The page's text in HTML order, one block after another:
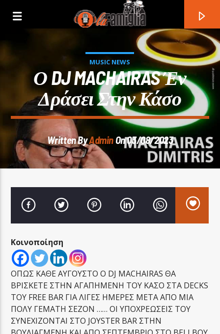
Title
Artist
LA FAMIGLIA RADIO
MUSIC NEWS
Ο DJ MACHAIRAS Έν
Δράσει Στην Κάσο
Written ByAdmin On 03/08/2023
Κοινοποίηση
ΟΠΩΣ ΚΑΘΕ ΑΥΓΟΥΣΤΟ Ο DJ MACHAIRAS ΘΑ
ΒΡΙΣΚΕΤΕ ΣΤΗΝ ΑΓΑΠΗΜΕΝΗ ΤΟΥ ΚΑΣΟ ΣΤΑ DECKS
ΤΟΥ FREE BAR ΓΙΑ ΛΙΓΕΣ ΗΜΕΡΕΣ ΜΕΤΑ ΑΠΟ ΜΙΑ
ΠΟΛΥ ΓΕΜΑΤΗ ΣΕΖΟΝ …… ΟΙ ΥΠΟΧΡΕΩΣΕΙΣ ΤΟΥ
ΣΥΝΕΧΙΖΟΝΤΑΙ ΣΤΟ JOYSTER BAR ΣΤΗΝ